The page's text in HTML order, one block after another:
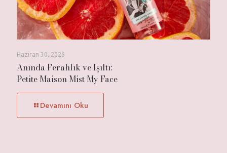
Haziran 30, 2026
Anında Ferahlık ve Işıltı:
Petite Maison Mist My Face
Devamını Oku